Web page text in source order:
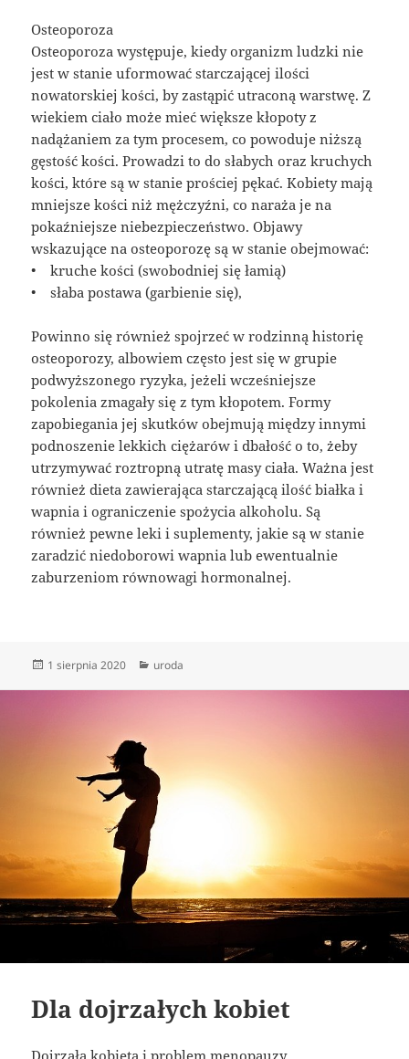
Osteoporoza
Osteoporoza występuje, kiedy organizm ludzki nie
jest w stanie uformować starczającej ilości
nowatorskiej kości, by zastąpić utraconą warstwę. Z
wiekiem ciało może mieć większe kłopoty z
nadążaniem za tym procesem, co powoduje niższą
gęstość kości. Prowadzi to do słabych oraz kruchych
kości, które są w stanie prościej pękać. Kobiety mają
mniejsze kości niż mężczyźni, co naraża je na
pokaźniejsze niebezpieczeństwo. Objawy
wskazujące na osteoporozę są w stanie obejmować:
• kruche kości (swobodniej się łamią)
• słaba postawa (garbienie się),
Powinno się również spojrzeć w rodzinną historię
osteoporozy, albowiem często jest się w grupie
podwyższonego ryzyka, jeżeli wcześniejsze
pokolenia zmagały się z tym kłopotem. Formy
zapobiegania jej skutków obejmują między innymi
podnoszenie lekkich ciężarów i dbałość o to, żeby
utrzymywać roztropną utratę masy ciała. Ważna jest
również dieta zawierająca starczającą ilość białka i
wapnia i ograniczenie spożycia alkoholu. Są
również pewne leki i suplementy, jakie są w stanie
zaradzić niedoborowi wapnia lub ewentualnie
zaburzeniom równowagi hormonalnej.
Data
1 sierpnia 2020 Kategorie
uroda
Dla dojrzałych kobiet
Dojrzała kobieta i problem menopauzy